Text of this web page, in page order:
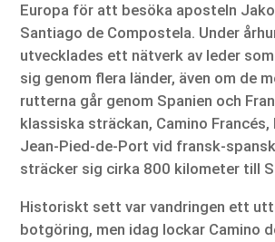
Europa för att besöka aposteln
Santiago de Compostela. Under
utvecklades ett nätverk av leder
sig genom flera länder, även om de
rutterna går genom Spanien och
klassiska sträckan, Camino
Jean-Pied-de-Port vid fransk-
sträcker sig cirka 800 kilometer till
Historiskt sett var vandringen ett
botgöring, men idag lockar Camino